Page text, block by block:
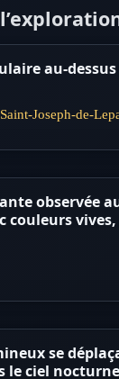
au-dessus
Joseph-de-
observée
couleurs
se
le ciel nocturne